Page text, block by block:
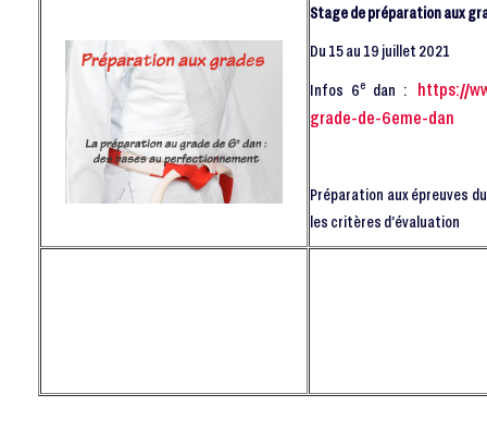
Stage de préparation aux
Du 15 au 19 juillet 2021
Infos 6e dan :
https://
grade-de-6eme-dan
Préparation aux épreuves
les critères d’évaluation